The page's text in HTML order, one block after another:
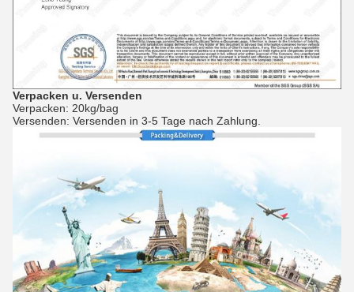
Verpacken u. Versenden
Verpacken: 20kg/bag
Versenden: Versenden in 3-5 Tage nach Zahlung.